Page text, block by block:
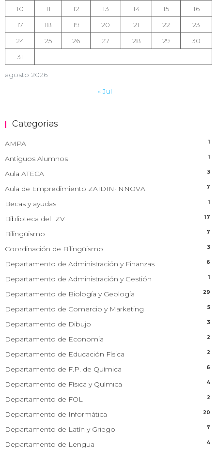
agosto 2026
10 11 12 13 14 15
16
17
18 19 20 21 22
23
24
25 26 27 28 29
30
31
« Jul
Categorias
AMPA 1
Antiguos Alumnos 1
Aula ATECA 3
Aula de Empredimiento ZAIDIN·INNOVA 7
Becas y ayudas 1
Biblioteca del IZV 17
Bilingüismo 7
Coordinación de Bilingüismo 3
Departamento de Administración y Finanzas 6
Departamento de Administración y Gestión 1
Departamento de Biología y Geología 29
Departamento de Comercio y Marketing 5
Departamento de Dibujo 3
Departamento de Economía 2
Departamento de Educación Física 2
Departamento de F.P. de Química 6
Departamento de Física y Química 4
Departamento de FOL 2
Departamento de Informática 20
Departamento de Latín y Griego 7
Departamento de Lengua 4